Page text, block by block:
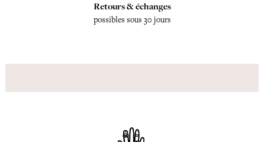
Retours & échanges
possibles sous 30 jours